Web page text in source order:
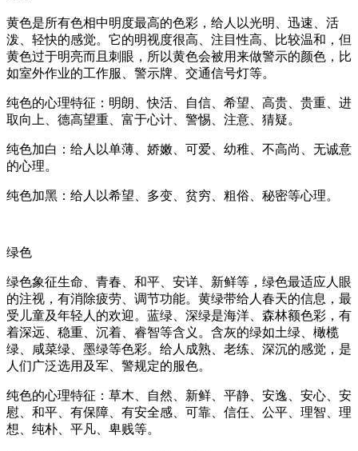
黄色是所有色相中明度最高的色彩，给人以光明、迅速、活
泼、轻快的感觉。它的明视度很高、注目性高、比较温和，但
黄色过于明亮而且刺眼，所以黄色会被用来做警示的颜色，比
如室外作业的工作服、警示牌、交通信号灯等。
纯色的心理特征：明朗、快活、自信、希望、高贵、贵重、进
取向上、德高望重、富于心计、警惕、注意、猜疑。
纯色加白：给人以单薄、娇嫩、可爱、幼稚、不高尚、无诚意
的心理。
纯色加黑：给人以希望、多变、贫穷、粗俗、秘密等心理。
绿色
绿色象征生命、青春、和平、安详、新鲜等，绿色最适应人眼
的注视，有消除疲劳、调节功能。黄绿带给人春天的信息，最
受儿童及年轻人的欢迎。蓝绿、深绿是海洋、森林额色彩，有
着深远、稳重、沉着、睿智等含义。含灰的绿如土绿、橄榄
绿、咸菜绿、墨绿等色彩。给人成熟、老练、深沉的感觉，是
人们广泛选用及军、警规定的服色。
纯色的心理特征：草木、自然、新鲜、平静、安逸、安心、安
慰、和平、有保障、有安全感、可靠、信任、公平、理智、理
想、纯朴、平凡、卑贱等。